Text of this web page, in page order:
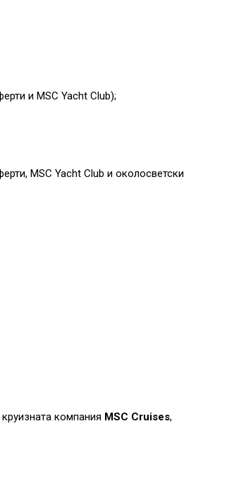
и MSC Yacht Club);
MSC Yacht Club и околосветски
компания MSC Cruises,